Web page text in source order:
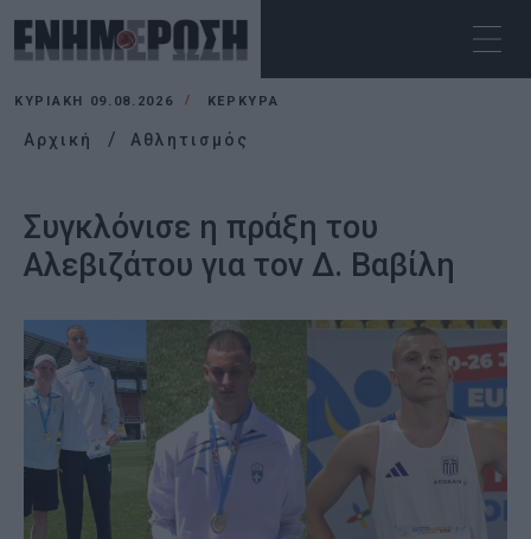
ΚΥΡΙΑΚΉ 09.08.2026 ΚΕΡΚΥΡΑ
Αρχική Αθλητισμός
Συγκλόνισε η πράξη του
Αλεβιζάτου για τον Δ. Βαβίλη